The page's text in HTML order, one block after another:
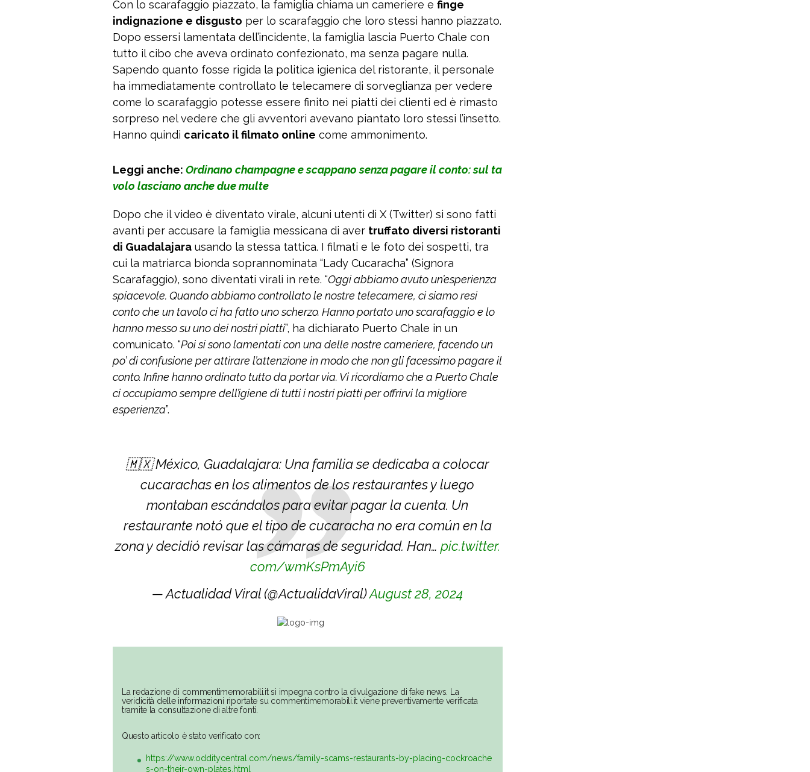
Con lo scarafaggio piazzato, la famiglia chiama un cameriere e finge
indignazione e disgusto per lo scarafaggio che loro stessi hanno piazzato.
Dopo essersi lamentata dell’incidente, la famiglia lascia Puerto Chale con
tutto il cibo che aveva ordinato confezionato, ma senza pagare nulla.
Sapendo quanto fosse rigida la politica igienica del ristorante, il personale
ha immediatamente controllato le telecamere di sorveglianza per vedere
come lo scarafaggio potesse essere finito nei piatti dei clienti ed è rimasto
sorpreso nel vedere che gli avventori avevano piantato loro stessi l’insetto.
Hanno quindi caricato il filmato online come ammonimento.
Leggi anche: Ordinano champagne e scappano senza pagare il conto: sul ta
volo lasciano anche due multe
Dopo che il video è diventato virale, alcuni utenti di X (Twitter) si sono fatti
avanti per accusare la famiglia messicana di aver truffato diversi ristoranti
di Guadalajara usando la stessa tattica. I filmati e le foto dei sospetti, tra
cui la matriarca bionda soprannominata “Lady Cucaracha” (Signora
Scarafaggio), sono diventati virali in rete. “Oggi abbiamo avuto un’esperienza
spiacevole. Quando abbiamo controllato le nostre telecamere, ci siamo resi
conto che un tavolo ci ha fatto uno scherzo. Hanno portato uno scarafaggio e lo
hanno messo su uno dei nostri piatti”, ha dichiarato Puerto Chale in un
comunicato. “Poi si sono lamentati con una delle nostre cameriere, facendo un
po’ di confusione per attirare l’attenzione in modo che non gli facessimo pagare il
conto. Infine hanno ordinato tutto da portar via. Vi ricordiamo che a Puerto Chale
ci occupiamo sempre dell’igiene di tutti i nostri piatti per offrirvi la migliore
esperienza”.
🇲🇽 México, Guadalajara: Una familia se dedicaba a colocar
cucarachas en los alimentos de los restaurantes y luego
montaban escándalos para evitar pagar la cuenta. Un
restaurante notó que el tipo de cucaracha no era común en la
zona y decidió revisar las cámaras de seguridad. Han… pic.twitter.
com/wmKsPmAyi6
— Actualidad Viral (@ActualidaViral)August 28, 2024
La redazione di commentimemorabili.it si impegna contro la divulgazione di fake news. La
veridicità delle informazioni riportate su commentimemorabili.it viene preventivamente verificata
tramite la consultazione di altre fonti.
Questo articolo è stato verificato con:
https://www.odditycentral.com/news/family-scams-restaurants-by-placing-cockroache
s-on-their-own-plates.html